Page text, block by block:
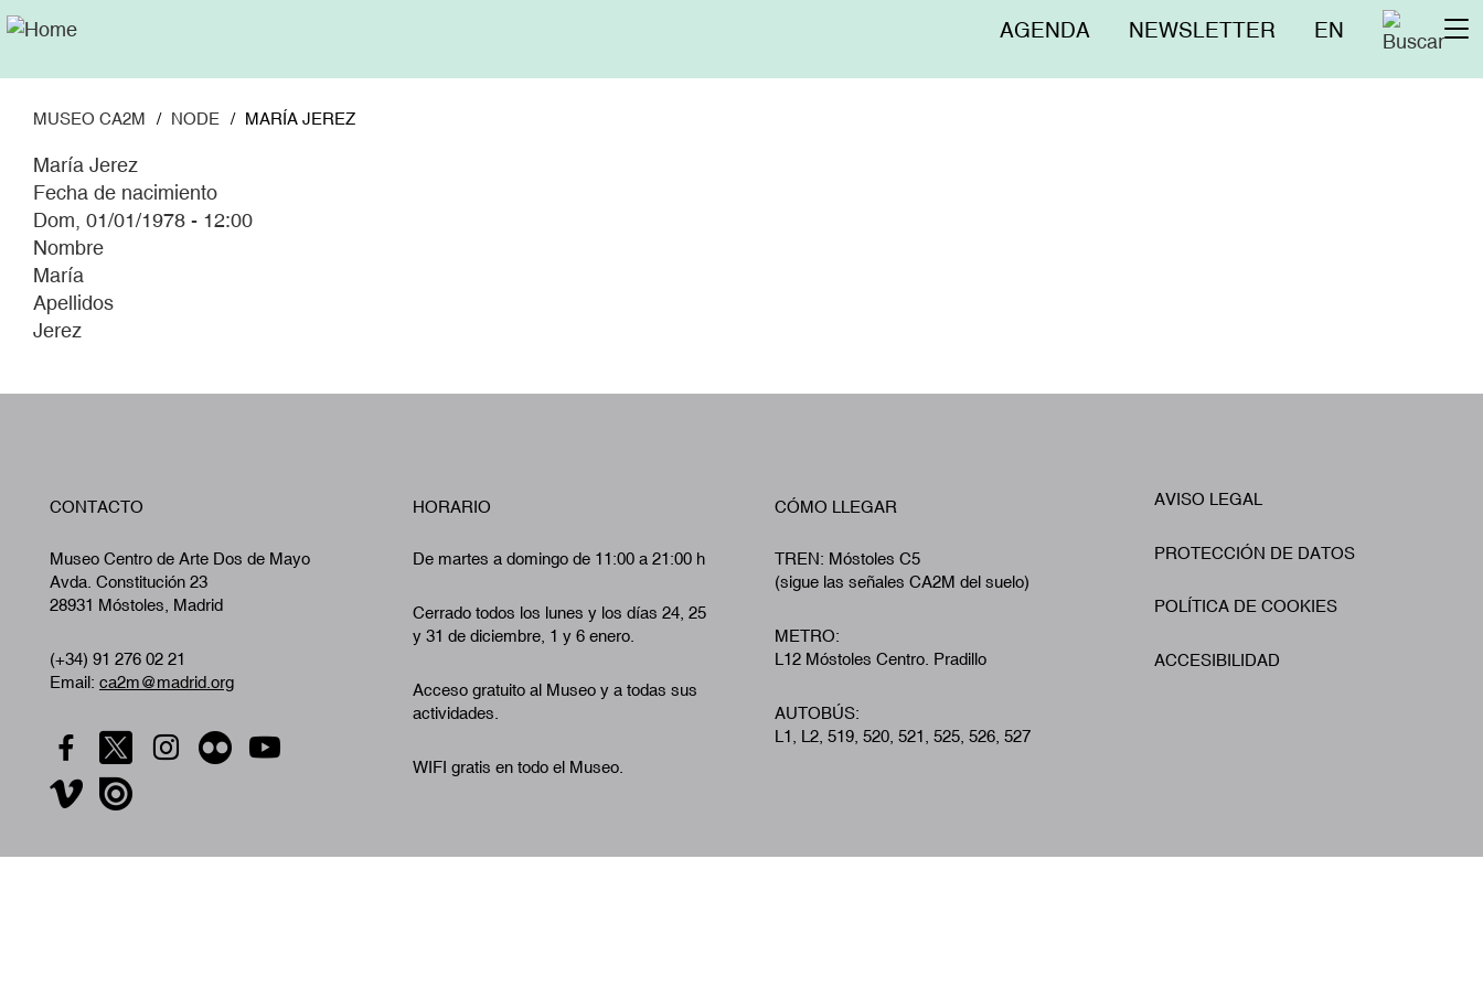
Pasar
Menú
AGENDA NEWSLETTER EN
MUSEO CA2M NODE MARÍA JEREZ
María Jerez
Fecha de nacimiento
Dom, 01/01/1978 - 12:00
Nombre
María
Apellidos
Jerez
CONTACTO
Museo Centro de Arte Dos de Mayo
Avda. Constitución 23
28931 Móstoles, Madrid
(+34) 91 276 02 21
Email: ca2m@madrid.org
HORARIO
De martes a domingo de 11:00 a 21:00 h
Cerrado todos los lunes y los días 24, 25
y 31 de diciembre, 1 y 6 enero.
Acceso gratuito al Museo y a todas sus
actividades.
WIFI gratis en todo el Museo.
CÓMO LLEGAR
TREN: Móstoles C5
(sigue las señales CA2M del suelo)
METRO:
L12 Móstoles Centro. Pradillo
AUTOBÚS:
L1, L2, 519, 520, 521, 525, 526, 527
Footer
AVISO LEGAL
PROTECCIÓN DE DATOS
POLÍTICA DE COOKIES
ACCESIBILIDAD